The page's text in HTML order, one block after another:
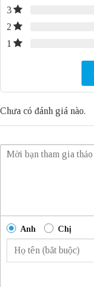
3
2
1
Chưa có đánh giá nào.
Anh Chị